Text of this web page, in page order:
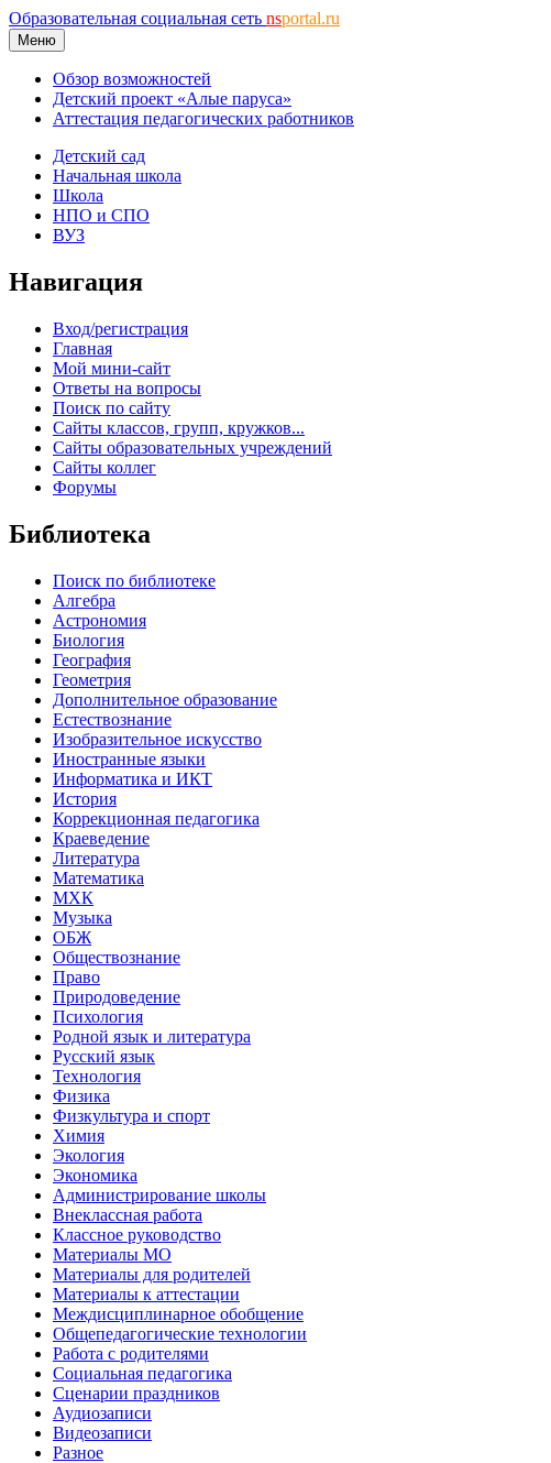
Образовательная социальная сеть nsportal.ru
Меню
Обзор возможностей
Детский проект «Алые паруса»
Аттестация педагогических работников
Детский сад
Начальная школа
Школа
НПО и СПО
ВУЗ
Навигация
Вход/регистрация
Главная
Мой мини-сайт
Ответы на вопросы
Поиск по сайту
Сайты классов, групп, кружков...
Сайты образовательных учреждений
Сайты коллег
Форумы
Библиотека
Поиск по библиотеке
Алгебра
Астрономия
Биология
География
Геометрия
Дополнительное образование
Естествознание
Изобразительное искусство
Иностранные языки
Информатика и ИКТ
История
Коррекционная педагогика
Краеведение
Литература
Математика
МХК
Музыка
ОБЖ
Обществознание
Право
Природоведение
Психология
Родной язык и литература
Русский язык
Технология
Физика
Физкультура и спорт
Химия
Экология
Экономика
Администрирование школы
Внеклассная работа
Классное руководство
Материалы МО
Материалы для родителей
Материалы к аттестации
Междисциплинарное обобщение
Общепедагогические технологии
Работа с родителями
Социальная педагогика
Сценарии праздников
Аудиозаписи
Видеозаписи
Разное